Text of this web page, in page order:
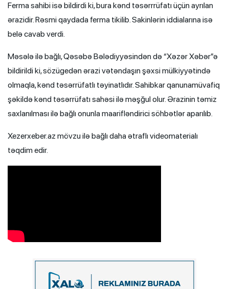
Ferma sahibi isə bildirdi ki, bura kənd təsərrrüfatı üçün ayrılan
ərazidir. Rəsmi qaydada ferma tikilib. Sakinlərin iddialarına isə
belə cavab verdi.
Məsələ ilə bağlı, Qəsəbə Bələdiyyəsindən də “Xəzər Xəbər”ə
bildirildi ki, sözügedən ərazi vətəndaşın şəxsi mülkiyyətində
olmaqla, kənd təsərrüfatlı təyinatlıdır. Sahibkar qanunamüvafiq
şəkildə kənd təsərrüfatı sahəsi ilə məşğul olur. Ərazinin təmiz
saxlanılması ilə bağlı onunla maarifləndirici söhbətlər aparılıb.
Xezerxeber.az mövzu ilə bağlı daha ətraflı videomaterialı
təqdim edir.